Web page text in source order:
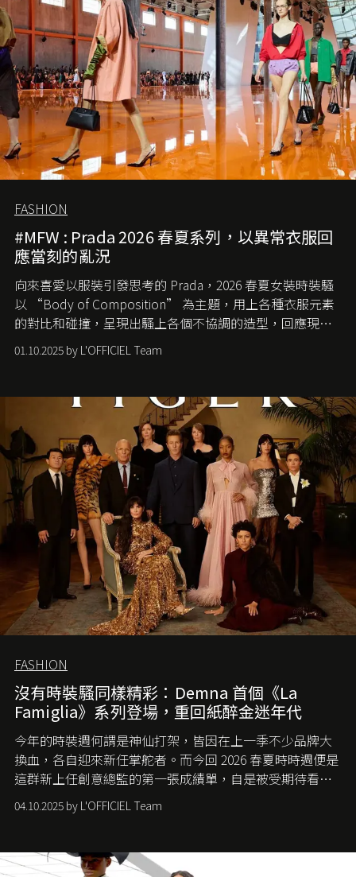
FASHION
#MFW : Prada 2026 春夏系列，以異常衣服回
應當刻的亂況
向來喜愛以服裝引發思考的 Prada，2026 春夏女裝時裝騷
以 “Body of Composition” 為主題，用上各種衣服元素
的對比和碰撞，呈現出騷上各個不協調的造型，回應現今
社會各種資訊、文化超載的現象。
01.10.2025 by L'OFFICIEL Team
FASHION
沒有時裝騷同樣精彩：Demna 首個《La
Famiglia》系列登場，重回紙醉金迷年代
今年的時裝週何謂是神仙打架，皆因在上一季不少品牌大
換血，各自迎來新任掌舵者。而今回 2026 春夏時時週便是
這群新上任創意總監的第一張成績單，自是被受期待看他
們如何各顯神通。意大利老牌 Gucci 在過去幾個季度業績
難已救回，開雲集團任命成功曾翻轉 Balenciaga 的愛將
團市值一日蒸發 30 億美元，大眾擔心走得太前的 Demna
04.10.2025 by L'OFFICIEL Team